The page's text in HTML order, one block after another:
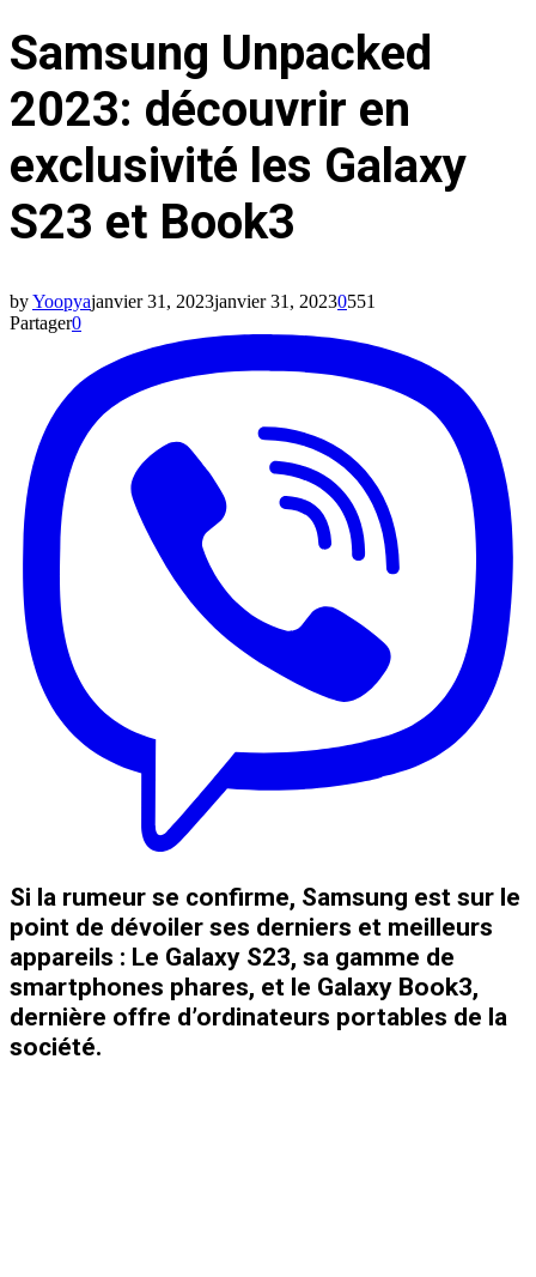
Samsung Unpacked
2023: découvrir en
exclusivité les Galaxy
S23 et Book3
byYoopyajanvier 31, 2023janvier 31, 20230551
Partager0
Si la rumeur se confirme, Samsung est sur le
point de dévoiler ses derniers et meilleurs
appareils : Le Galaxy S23, sa gamme de
smartphones phares, et le Galaxy Book3,
dernière offre d’ordinateurs portables de la
société.